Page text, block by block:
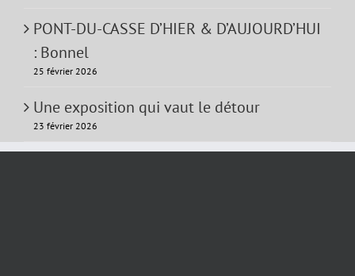
PONT-DU-CASSE D’HIER & D’AUJOURD’HUI
: Bonnel
25 février 2026
Une exposition qui vaut le détour
23 février 2026